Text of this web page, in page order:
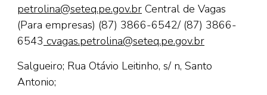
petrolina@seteq.pe.gov.br Central de Vagas
(Para empresas) (87) 3866-6542/ (87) 3866-
6543 cvagas.petrolina@seteq.pe.gov.br
Salgueiro; Rua Otávio Leitinho, s/ n, Santo
Antonio;